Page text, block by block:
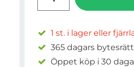
1 st. i lager eller
365 dagars bytesrätt
Öppet köp i 30